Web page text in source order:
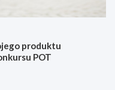
produktu
POT